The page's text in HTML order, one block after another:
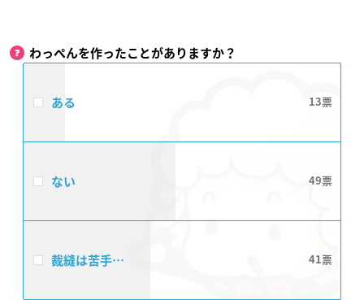
わっぺんを作ったことがありますか？
ある 13
ない 49
裁縫は苦手… 41